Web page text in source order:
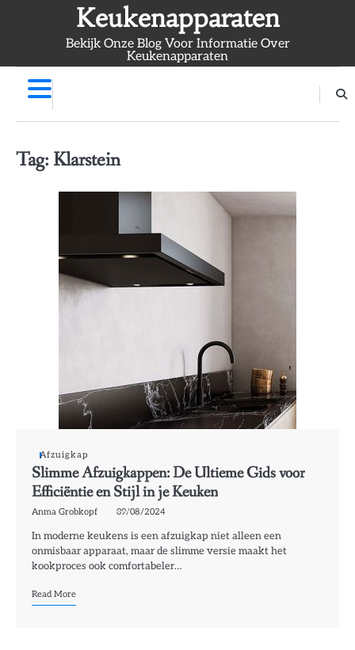
Keukenapparaten
Bekijk Onze Blog Voor Informatie Over
Keukenapparaten
Tag: Klarstein
Afzuigkap
Slimme Afzuigkappen: De Ultieme Gids voor
Efficiëntie en Stijl in je Keuken
Anma Grobkopf 09/08/2024
In moderne keukens is een afzuigkap niet alleen een
onmisbaar apparaat, maar de slimme versie maakt het
kookproces ook comfortabeler…
Read More